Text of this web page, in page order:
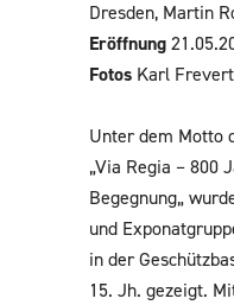
Dresden, Martin
Eröffnung
Fotos Karl Frevert
Unter dem Motto
„Via Regia – 800
Begegnung„
und
in der
15. Jh. gezeigt.